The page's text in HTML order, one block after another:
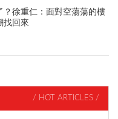
徐重仁：面對空蕩蕩的樓
找回來
/ HOT ARTICLES /